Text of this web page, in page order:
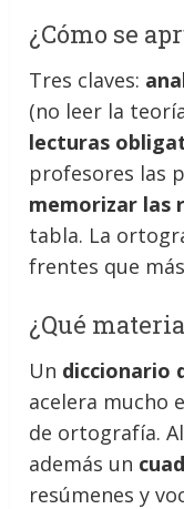
¿Cómo se
Tres claves:
(no leer la
lecturas
profesores las
memorizar las
tabla. La
frentes que
¿Qué
Un diccionario
acelera mucho
de ortografía.
además un
resúmenes y